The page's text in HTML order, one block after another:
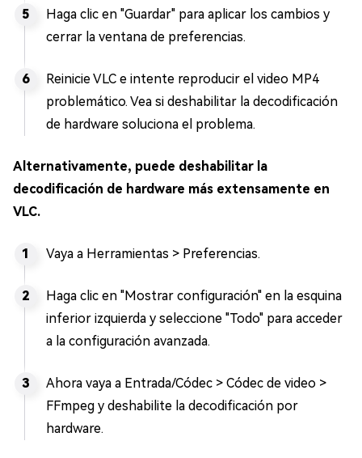
Haga clic en "Guardar" para aplicar los cambios y
cerrar la ventana de preferencias.
Reinicie VLC e intente reproducir el video MP4
problemático. Vea si deshabilitar la decodificación
de hardware soluciona el problema.
Alternativamente, puede deshabilitar la
decodificación de hardware más extensamente en
VLC.
Vaya a Herramientas > Preferencias.
Haga clic en "Mostrar configuración" en la esquina
inferior izquierda y seleccione "Todo" para acceder
a la configuración avanzada.
Ahora vaya a Entrada/Códec > Códec de video >
FFmpeg y deshabilite la decodificación por
hardware.